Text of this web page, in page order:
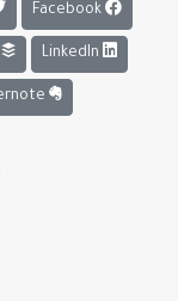
Facebook